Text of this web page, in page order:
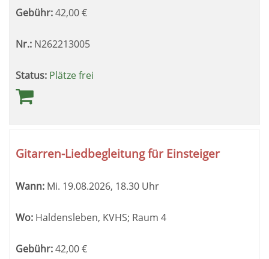
Gebühr:42,00€
Nr.: N262213005
Status: Plätze frei
Gitarren-Liedbegleitung für Einsteiger
Wann: Mi. 19.08.2026, 18.30 Uhr
Wo: Haldensleben, KVHS; Raum 4
Gebühr:42,00€